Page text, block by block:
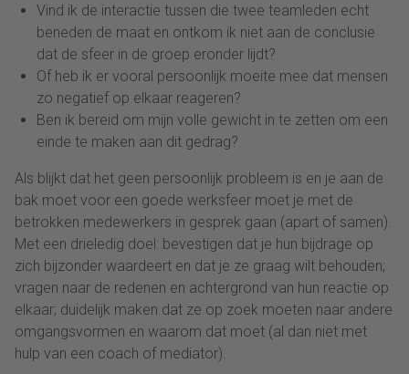
Vind ik de interactie tussen die twee teamleden echt
beneden de maat en ontkom ik niet aan de conclusie
dat de sfeer in de groep eronder lijdt?
Of heb ik er vooral persoonlijk moeite mee dat mensen
zo negatief op elkaar reageren?
Ben ik bereid om mijn volle gewicht in te zetten om een
einde te maken aan dit gedrag?
Als blijkt dat het geen persoonlijk probleem is en je aan de
bak moet voor een goede werksfeer moet je met de
betrokken medewerkers in gesprek gaan (apart of samen).
Met een drieledig doel: bevestigen dat je hun bijdrage op
zich bijzonder waardeert en dat je ze graag wilt behouden;
vragen naar de redenen en achtergrond van hun reactie op
elkaar; duidelijk maken dat ze op zoek moeten naar andere
omgangsvormen en waarom dat moet (al dan niet met
hulp van een coach of mediator).